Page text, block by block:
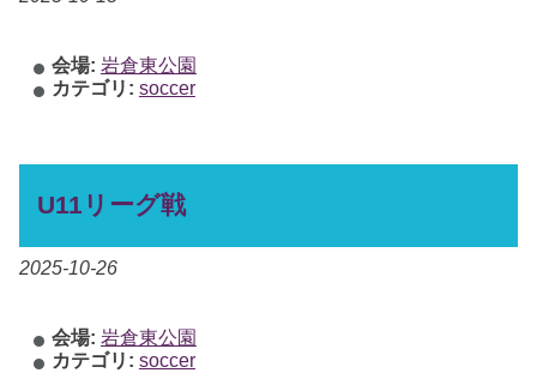
会場: 岩倉東公園
カテゴリ: soccer
U11リーグ戦
2025-10-26
会場: 岩倉東公園
カテゴリ: soccer